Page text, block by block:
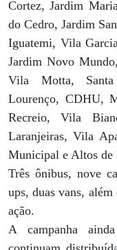
Cortez, Jardim
do Cedro, Jardim
Iguatemi, Vila
Jardim Novo
Vila Motta,
Lourenço, CDHU,
Recreio, Vila
Laranjeiras, Vila
Municipal e Altos de
Três ônibus, nove
ups, duas vans,
ação.
A campanha